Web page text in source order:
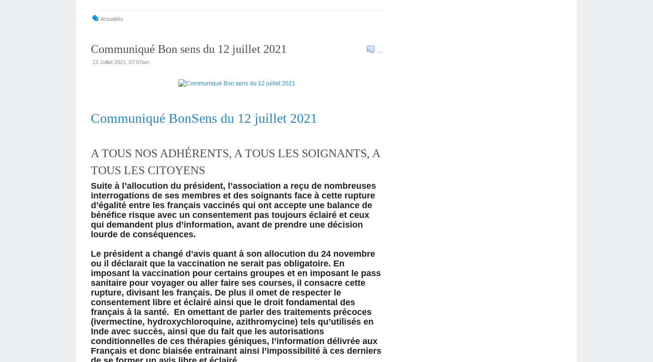
Actualités
…
Communiqué Bon sens du 12 juillet 2021
13 Juillet 2021, 07:07am
Communiqué BonSens du 12 juillet 2021
A TOUS NOS ADHÉRENTS, A TOUS LES SOIGNANTS, A
TOUS LES CITOYENS
Suite à l’allocution du président, l’association a reçu de nombreuses
interrogations de ses membres et des soignants face à cette rupture
d’égalité entre les français vaccinés qui ont accepte une balance de
bénéfice risque avec un consentement pas toujours éclairé et ceux
qui demandent plus d’information, avant de prendre une décision
lourde de conséquences.
Le président a changé d’avis quant à son allocution du 24 novembre
ou il déclarait que la vaccination ne serait pas obligatoire. En
imposant la vaccination pour certains groupes et en imposant le pass
sanitaire pour voyager ou aller faire ses courses, il consacre cette
rupture, divisant les français. De plus il omet de respecter le
consentement libre et éclairé ainsi que le droit fondamental des
français à la santé. En omettant de parler des traitements précoces
(ivermectine, hydroxychloroquine, azithromycine) tels qu’utilisés en
Inde avec succès, ainsi que du fait que les autorisations
conditionnelles de ces thérapies géniques, l’information délivrée aux
Français et donc biaisée entrainant ainsi l’impossibilité à ces derniers